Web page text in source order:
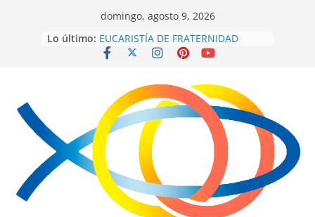
domingo, agosto 9, 2026
Lo último: EUCARISTÍA DE FRATERNIDAD
OCTUBRE 2025
INTEREQUIPOS 2026
GRACIAS SERVIDORES 2022-2025
ENSCOLSUR.
COLEGIO REGIONAL FINAL 2025